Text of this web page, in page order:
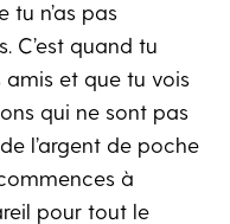
n’as pas
C’est quand tu
et que tu vois
qui ne sont pas
l’argent de poche
à
pour tout le